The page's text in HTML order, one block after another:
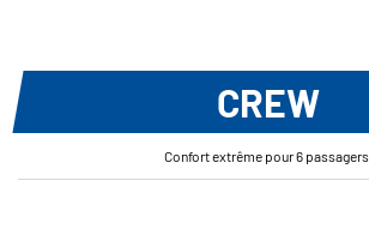
CREW
Confort extrême pour 6 passagers.